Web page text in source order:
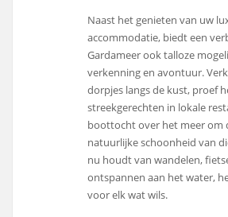
Naast het genieten van uw
accommodatie, biedt een
Gardameer ook talloze
verkenning en avontuur.
dorpjes langs de kust, proef
streekgerechten in lokale
boottocht over het meer om
natuurlijke schoonheid van
nu houdt van wandelen,
ontspannen aan het water,
voor elk wat wils.